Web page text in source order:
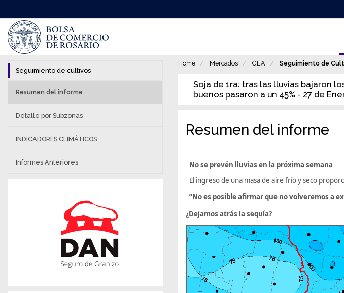
al
contenido
principal
Home Mercados GEA Seguimiento de
Soja de 1ra: tras las lluvias bajaron
buenos pasaron a un 45% - 27 de
Resumen del informe
No se prevén lluvias en la próxima semana
El ingreso de una masa de aire frío y seco
“No es posible afirmar que no volveremos a
¿Dejamos atrás la sequía?
Seguimiento de cultivos
Resumen del informe
Detalle por Subzonas
INDICADORES CLIMÁTICOS
Informes Anteriores